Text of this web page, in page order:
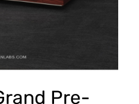
Pre-